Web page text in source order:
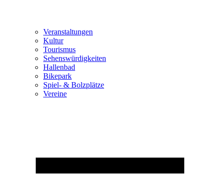
Veranstaltungen
Kultur
Tourismus
Sehenswürdigkeiten
Hallenbad
Bikepark
Spiel- & Bolzplätze
Vereine